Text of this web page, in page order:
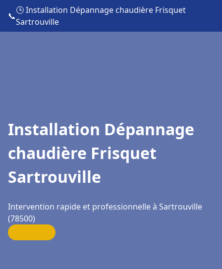
📞
🕒 Installation Dépannage chaudière Frisquet
Sartrouville
Installation Dépannage
chaudière Frisquet
Sartrouville
Intervention rapide et professionnelle à Sartrouville
(78500)